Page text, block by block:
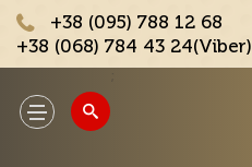
+38 (095) 788 12 68
+38 (068) 784 43 24(Viber)
Toggle
navigation